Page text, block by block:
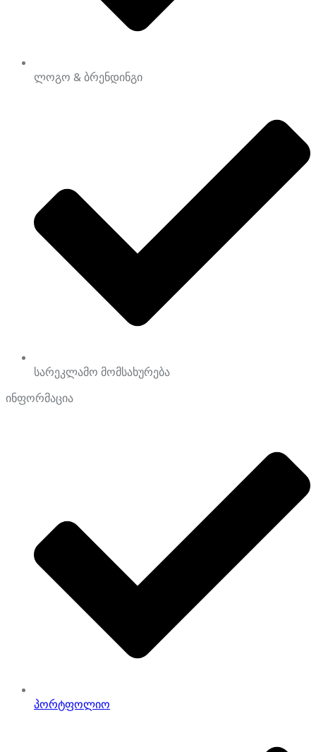
ლოგო & ბრენდინგი
სარეკლამო მომსახურება
ინფორმაცია
პორტფოლიო